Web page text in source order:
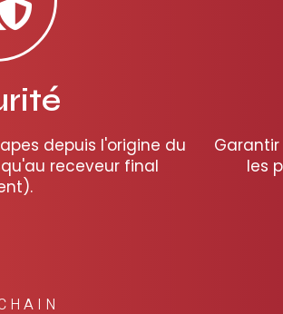
depuis l'origine du
receveur final
les